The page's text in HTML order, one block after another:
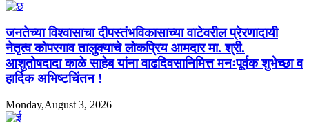
जनतेच्या विश्वासाचा दीपस्तंभविकासाच्या वाटेवरील प्रेरणादायी
नेतृत्व कोपरगाव तालुक्याचे लोकप्रिय आमदार मा. श्री.
आशुतोषदादा काळे साहेब यांना वाढदिवसानिमित्त मनःपूर्वक शुभेच्छा व
हार्दिक अभिष्टचिंतन !
Monday,August 3, 2026